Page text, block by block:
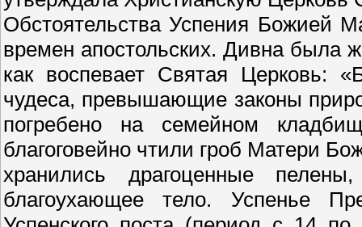
Обстоятельства Успения Божией
времен апостольских. Дивна была
как воспевает Святая Церковь:
чудеса, превышающие законы
погребено на семейном
благоговейно чтили гроб Матери
хранились драгоценные
благоухающее тело. Успенье